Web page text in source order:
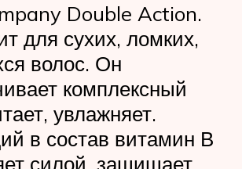
Double Action.
для сухих, ломких,
волос. Он
комплексный
увлажняет.
в состав витамин В
силой, защищает.